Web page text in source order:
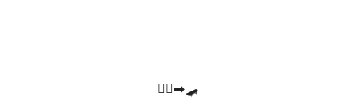
🏃‍♂️‍➡️🛹